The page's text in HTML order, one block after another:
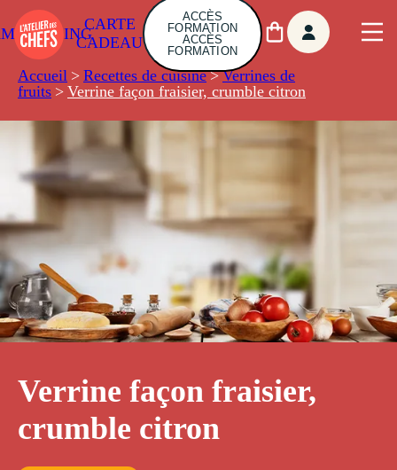
CARTE
CADEAU
ACCÈS
FORMATION
ACCÈS
FORMATION
Accueil > Recettes de cuisine > Verrines de
fruits > Verrine façon fraisier, crumble citron
Verrine façon fraisier,
crumble citron